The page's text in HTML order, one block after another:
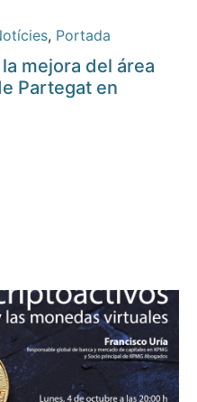
, Portada
mejora del área
Partegat en